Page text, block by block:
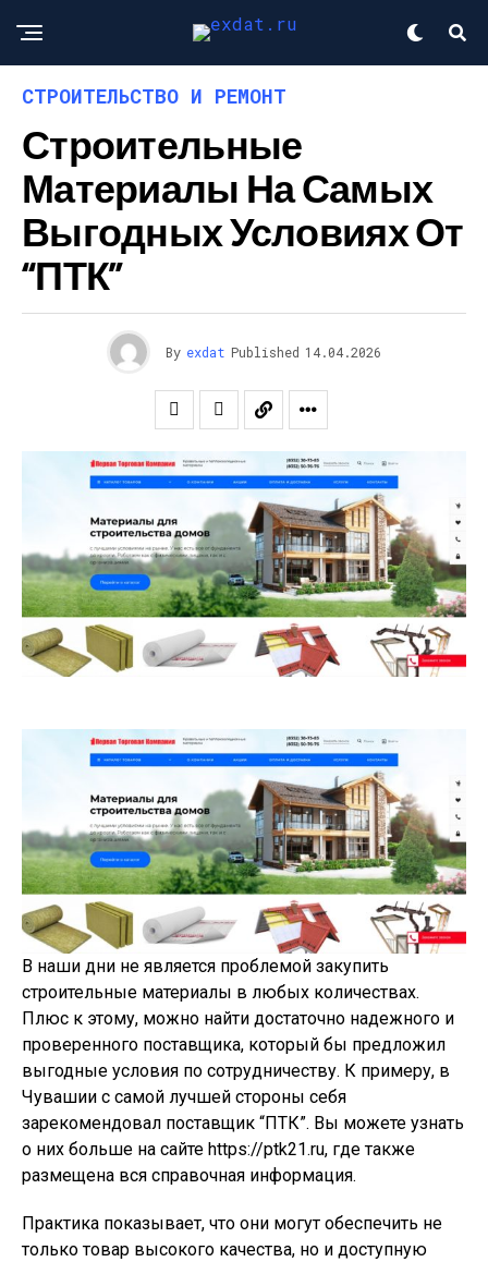
СТРОИТЕЛЬСТВО И РЕМОНТ
Строительные
Материалы На Самых
Выгодных Условиях От
“ПТК”
By exdat Published 14.04.2026
В наши дни не является проблемой закупить
строительные материалы в любых количествах.
Плюс к этому, можно найти достаточно надежного и
проверенного поставщика, который бы предложил
выгодные условия по сотрудничеству. К примеру, в
Чувашии с самой лучшей стороны себя
зарекомендовал поставщик “ПТК”. Вы можете узнать
о них больше на сайте https://ptk21.ru, где также
размещена вся справочная информация.
Практика показывает, что они могут обеспечить не
только товар высокого качества, но и доступную